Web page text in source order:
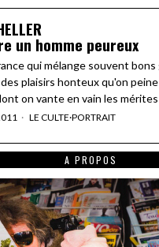
un homme peureux
qui mélange souvent
plaisirs honteux qu'on
on vante en vain les
LE CULTE·PORTRAIT
A PROPOS